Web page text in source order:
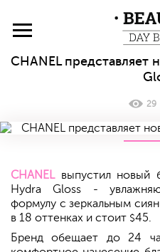
CHANEL
29
CHANELвыпустил новый
Hydra Gloss -
формулу с зеркальным
в 18 оттенках и стоит $45.
Бренд обещает до 24